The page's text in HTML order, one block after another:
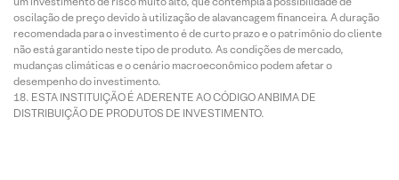
oscilação de preço devido à utilização de alavancagem financeira. A duração
recomendada para o investimento é de curto prazo e o patrimônio do cliente
não está garantido neste tipo de produto. As condições de mercado,
mudanças climáticas e o cenário macroeconômico podem afetar o
desempenho do investimento.
ESTA INSTITUIÇÃO É ADERENTE AO CÓDIGO ANBIMA DE
DISTRIBUIÇÃO DE PRODUTOS DE INVESTIMENTO.